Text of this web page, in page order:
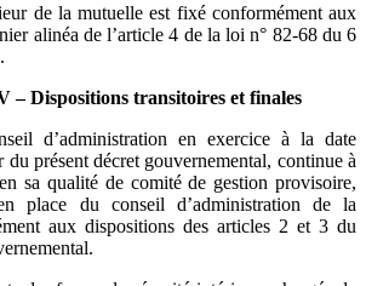
de la mutuelle est fixé conformément aux
alinéa de l’article 4 de la loi n° 82-68 du 6
– Dispositions transitoires et finales
d’administration en exercice à la date
du présent décret gouvernemental, continue à
sa qualité de comité de gestion provisoire,
place du conseil d’administration de la
aux dispositions des articles 2 et 3 du